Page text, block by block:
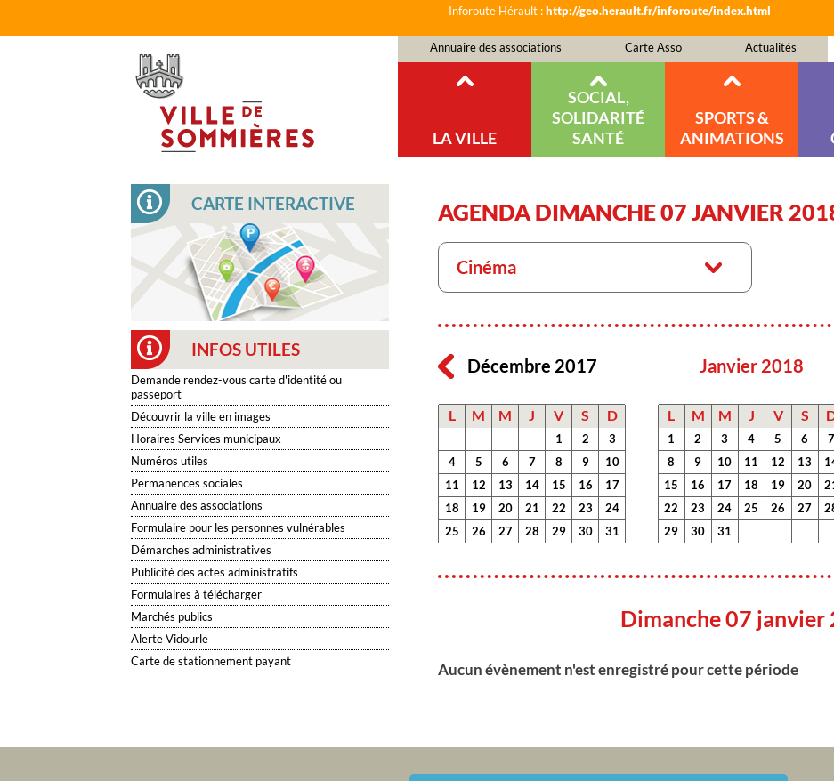
Inforoute Hérault :http://geo.herault.fr/inforoute/index.html
Annuaire des associations Carte Asso Actualités
LA VILLE
SOCIAL,
SOLIDARITÉ
SANTÉ
SPORTS &
ANIMATIONS
CARTE INTERACTIVE
INFOS UTILES
Demande rendez-vous carte d'identité ou
passeport
Découvrir la ville en images
Horaires Services municipaux
Numéros utiles
Permanences sociales
Annuaire des associations
Formulaire pour les personnes vulnérables
Démarches administratives
Publicité des actes administratifs
Formulaires à télécharger
Marchés publics
Alerte Vidourle
Carte de stationnement payant
AGENDA DIMANCHE 07 JANVIER
Cinéma
Décembre 2017
L M M J V S D
1 2
3
4
5 6 7 8 9
10
11
12 13 14 15 16
17
18
19 20 21 22 23
24
25
26 27 28 29 30 31
Janvier 2018
L M M J V S
1 2 3 4 5 6
7
8
9 10 11 12 13
15
16 17 18 19 20
22
23 24 25 26 27
29
30 31
Dimanche 07 janvier
Aucun évènement n'est enregistré pour cette période